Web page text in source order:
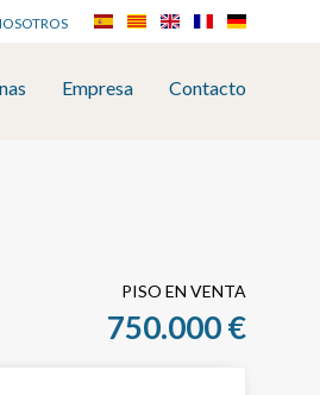
Empresa Contacto
PISO EN VENTA
750.000 €